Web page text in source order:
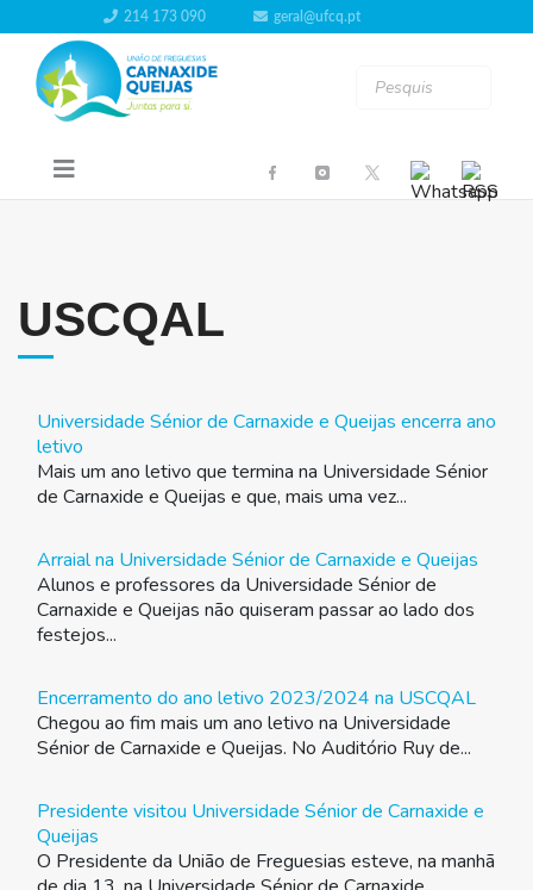
214 173 090 geral@ufcq.pt
USCQAL
Universidade Sénior de Carnaxide e Queijas encerra ano
letivo
Mais um ano letivo que termina na Universidade Sénior
de Carnaxide e Queijas e que, mais uma vez...
Arraial na Universidade Sénior de Carnaxide e Queijas
Alunos e professores da Universidade Sénior de
Carnaxide e Queijas não quiseram passar ao lado dos
festejos...
Encerramento do ano letivo 2023/2024 na USCQAL
Chegou ao fim mais um ano letivo na Universidade
Sénior de Carnaxide e Queijas. No Auditório Ruy de...
Presidente visitou Universidade Sénior de Carnaxide e
Queijas
O Presidente da União de Freguesias esteve, na manhã